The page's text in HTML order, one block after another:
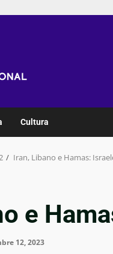
Cultura
Iran, Libano e Hamas:
e
12, 2023